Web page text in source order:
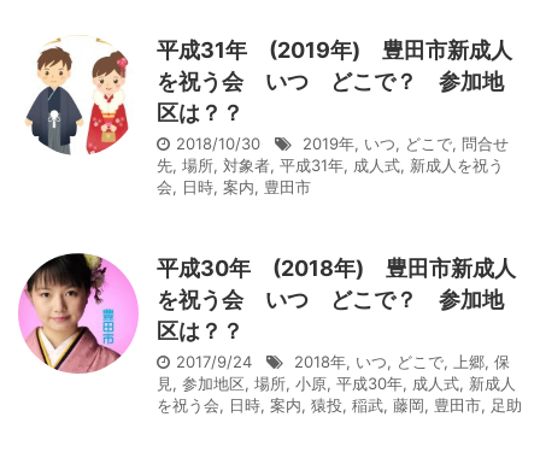
平成31年 (2019年) 豊田市新成人
を祝う会 いつ どこで？ 参加地
区は？？
2018/10/30 2019年, いつ, どこで, 問合せ
先, 場所, 対象者, 平成31年, 成人式, 新成人を祝う
会, 日時, 案内, 豊田市
平成30年 (2018年) 豊田市新成人
を祝う会 いつ どこで？ 参加地
区は？？
2017/9/24 2018年, いつ, どこで, 上郷, 保
見 , 参加地区, 場所, 小原, 平成30年, 成人式, 新成人
を祝う会, 日時, 案内, 猿投, 稲武, 藤岡, 豊田市, 足助